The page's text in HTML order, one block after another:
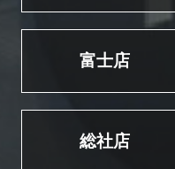
富士店
総社店